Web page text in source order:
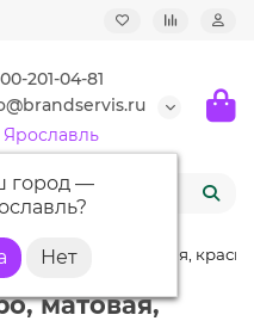
201-04-81
Ярославль
город —
?
Чашка Jumbo, матовая,
матовая,